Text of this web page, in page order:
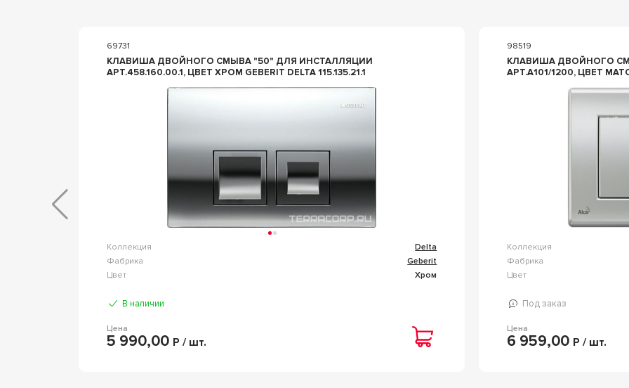
69731
КЛАВИША ДВОЙНОГО СМЫВА "50" ДЛЯ ИНСТАЛЛЯЦИИ
АРТ.458.160.00.1, ЦВЕТ ХРОМ GEBERIT DELTA 115.135.21.1
Коллекция
Delta
Фабрика
Geberit
Цвет
Хром
В наличии
Цена
5 990,00 Р / шт.
98519
КЛАВИША ДВОЙНОГО
АРТ.A101/1200, ЦВЕТ
Коллекция
Фабрика
Цвет
Под заказ
Цена
6 959,00 Р / шт.